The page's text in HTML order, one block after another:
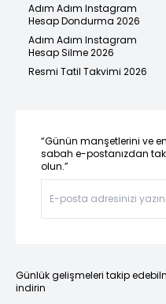
Adım Adım Instagram
Hesap Dondurma 2026
Adım Adım Instagram
Hesap Silme 2026
Resmi Tatil Takvimi 2026
“Günün manşetlerini ve
sabah e-postanızdan
olun.”
Günlük gelişmeleri takip
indirin